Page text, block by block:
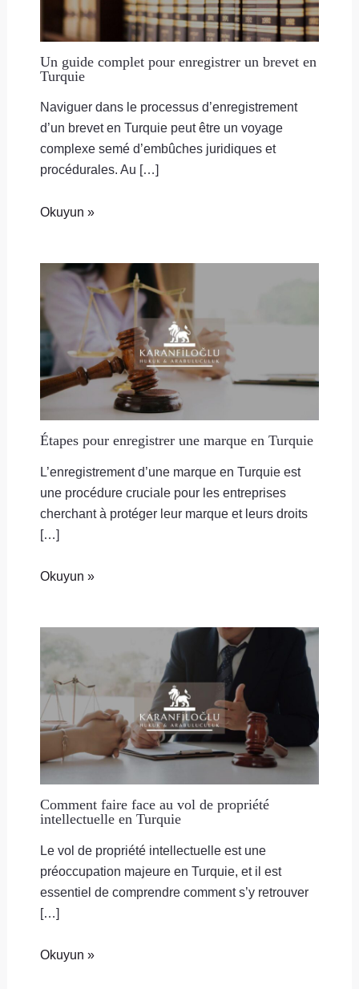
Un guide complet pour enregistrer un brevet en
Turquie
Naviguer dans le processus d’enregistrement
d’un brevet en Turquie peut être un voyage
complexe semé d’embûches juridiques et
procédurales. Au […]
Okuyun »
Étapes pour enregistrer une marque en Turquie
L’enregistrement d’une marque en Turquie est
une procédure cruciale pour les entreprises
cherchant à protéger leur marque et leurs droits
[…]
Okuyun »
Comment faire face au vol de propriété
intellectuelle en Turquie
Le vol de propriété intellectuelle est une
préoccupation majeure en Turquie, et il est
essentiel de comprendre comment s’y retrouver
[…]
Okuyun »